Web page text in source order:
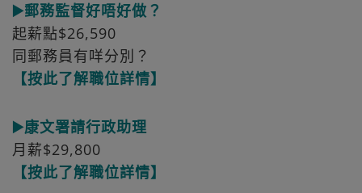
▶️郵務監督好唔好做？
起薪點$26,590
同郵務員有咩分別？
【按此了解職位詳情】
▶️康文署請行政助理
月薪$29,800
【按此了解職位詳情】